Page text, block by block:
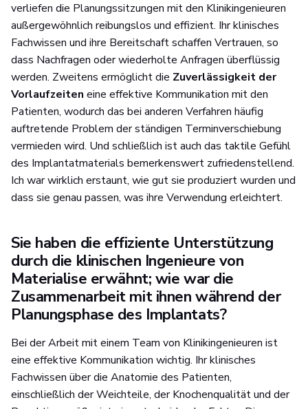
verliefen die Planungssitzungen mit den Klinikingenieuren
außergewöhnlich reibungslos und effizient. Ihr klinisches
Fachwissen und ihre Bereitschaft schaffen Vertrauen, so
dass Nachfragen oder wiederholte Anfragen überflüssig
werden. Zweitens ermöglicht die Zuverlässigkeit der
Vorlaufzeiten eine effektive Kommunikation mit den
Patienten, wodurch das bei anderen Verfahren häufig
auftretende Problem der ständigen Terminverschiebung
vermieden wird. Und schließlich ist auch das taktile Gefühl
des Implantatmaterials bemerkenswert zufriedenstellend.
Ich war wirklich erstaunt, wie gut sie produziert wurden und
dass sie genau passen, was ihre Verwendung erleichtert.
Sie haben die effiziente Unterstützung
durch die klinischen Ingenieure von
Materialise erwähnt; wie war die
Zusammenarbeit mit ihnen während der
Planungsphase des Implantats?
Bei der Arbeit mit einem Team von Klinikingenieuren ist
eine effektive Kommunikation wichtig. Ihr klinisches
Fachwissen über die Anatomie des Patienten,
einschließlich der Weichteile, der Knochenqualität und der